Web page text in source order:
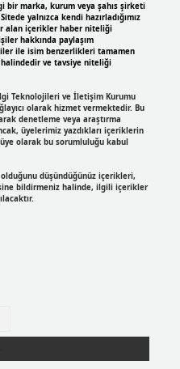
bir marka, kurum veya şahıs şirketi
yalnızca kendi hazırladığımız
alan içerikler haber niteliği
hakkında paylaşım
ile isim benzerlikleri tamamen
ve tavsiye niteliği
Teknolojileri ve İletişim Kurumu
olarak hizmet vermektedir. Bu
denetleme veya araştırma
üyelerimiz yazdıkları içeriklerin
olarak bu sorumluluğu kabul
düşündüğünüz içerikleri,
bildirmeniz halinde, ilgili içerikler